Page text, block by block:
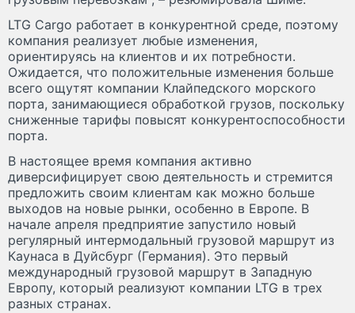
LTG Cargo работает в конкурентной среде, поэтому
компания реализует любые изменения,
ориентируясь на клиентов и их потребности.
Ожидается, что положительные изменения больше
всего ощутят компании Клайпедского морского
порта, занимающиеся обработкой грузов, поскольку
сниженные тарифы повысят конкурентоспособности
порта.
В настоящее время компания активно
диверсифицирует свою деятельность и стремится
предложить своим клиентам как можно больше
выходов на новые рынки, особенно в Европе. В
начале апреля предприятие запустило новый
регулярный интермодальный грузовой маршрут из
Каунаса в Дуйсбург (Германия). Это первый
международный грузовой маршрут в Западную
Европу, который реализуют компании LTG в трех
разных странах.